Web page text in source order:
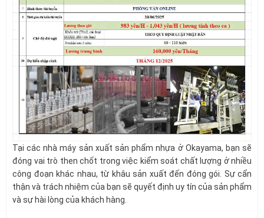
Tại các nhà máy sản xuất sản phẩm nhựa ở Okayama, bạn sẽ
đóng vai trò then chốt trong việc kiểm soát chất lượng ở nhiều
công đoạn khác nhau, từ khâu sản xuất đến đóng gói. Sự cẩn
thận và trách nhiệm của bạn sẽ quyết định uy tín của sản phẩm
và sự hài lòng của khách hàng.